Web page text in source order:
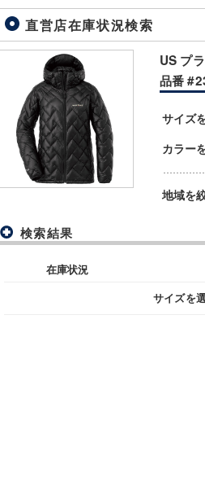
直営店在庫状況検索
US プ
品番
サイズ
カラー
地域を
検索結果
在庫状況
サイズを